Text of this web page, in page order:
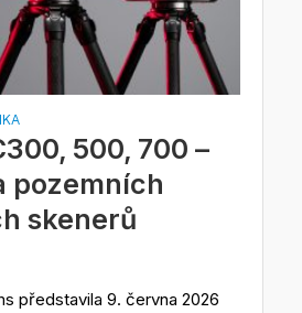
500, 700 –
pozemních
skenerů
představila 9. června 2026